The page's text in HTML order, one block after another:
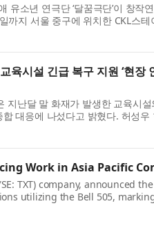
소년 연극단 ‘달꿈극단’이 창작
지 서울 중구에 위치한 CKL스테
육시설 긴급 복구 지원 ‘현
지난달 말 화재가 발생한 교육시
대응에 나섰다고 밝혔다. 허성
Work in Asia Pacific
TXT) company, announced
utilizing the Bell 505,